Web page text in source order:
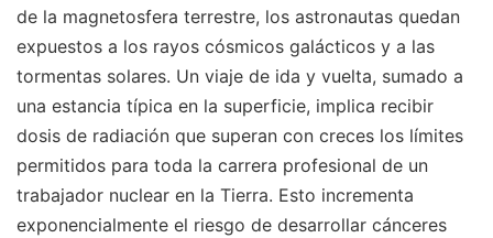
de la magnetosfera terrestre, los astronautas quedan
expuestos a los rayos cósmicos galácticos y a las
tormentas solares. Un viaje de ida y vuelta, sumado a
una estancia típica en la superficie, implica recibir
dosis de radiación que superan con creces los límites
permitidos para toda la carrera profesional de un
trabajador nuclear en la Tierra. Esto incrementa
exponencialmente el riesgo de desarrollar cánceres